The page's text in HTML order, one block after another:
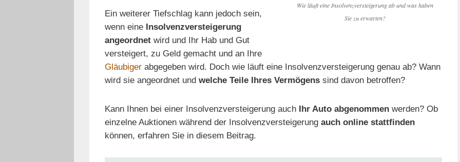
Wie läuft eine Insolvenzversteigerung ab und was haben
Sie zu erwarten?
Ein weiterer Tiefschlag kann jedoch sein,
wenn eine Insolvenzversteigerung
angeordnetwird und Ihr Hab und Gut
versteigert, zu Geld gemacht und an Ihre
Gläubigerabgegeben wird. Doch wie läuft eine Insolvenzversteigerung genau ab? Wann
wird sie angeordnet und welche Teile Ihres Vermögenssind davon betroffen?
Kann Ihnen bei einer Insolvenzversteigerung auch Ihr Auto abgenommenwerden? Ob
einzelne Auktionen während der Insolvenzversteigerung auch online stattfinden
können, erfahren Sie in diesem Beitrag.